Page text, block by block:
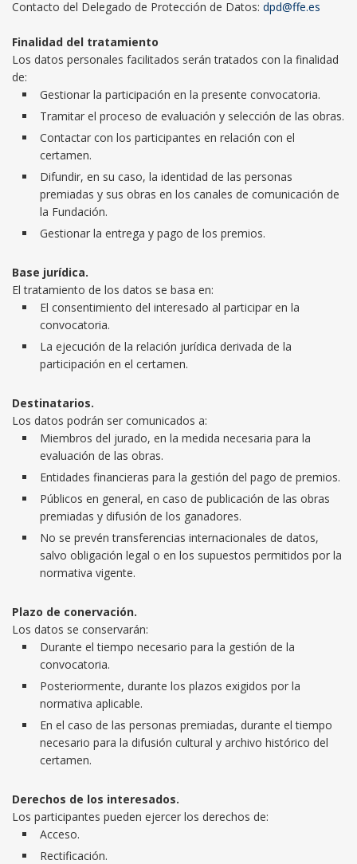
Contacto del Delegado de Protección de Datos: dpd@ffe.es
Finalidad del tratamiento
Los datos personales facilitados serán tratados con la finalidad
de:
Gestionar la participación en la presente convocatoria.
Tramitar el proceso de evaluación y selección de las obras.
Contactar con los participantes en relación con el
certamen.
Difundir, en su caso, la identidad de las personas
premiadas y sus obras en los canales de comunicación de
la Fundación.
Gestionar la entrega y pago de los premios.
Base jurídica.
El tratamiento de los datos se basa en:
El consentimiento del interesado al participar en la
convocatoria.
La ejecución de la relación jurídica derivada de la
participación en el certamen.
Destinatarios.
Los datos podrán ser comunicados a:
Miembros del jurado, en la medida necesaria para la
evaluación de las obras.
Entidades financieras para la gestión del pago de premios.
Públicos en general, en caso de publicación de las obras
premiadas y difusión de los ganadores.
No se prevén transferencias internacionales de datos,
salvo obligación legal o en los supuestos permitidos por la
normativa vigente.
Plazo de conervación.
Los datos se conservarán:
Durante el tiempo necesario para la gestión de la
convocatoria.
Posteriormente, durante los plazos exigidos por la
normativa aplicable.
En el caso de las personas premiadas, durante el tiempo
necesario para la difusión cultural y archivo histórico del
certamen.
Derechos de los interesados.
Los participantes pueden ejercer los derechos de:
Acceso.
Rectificación.